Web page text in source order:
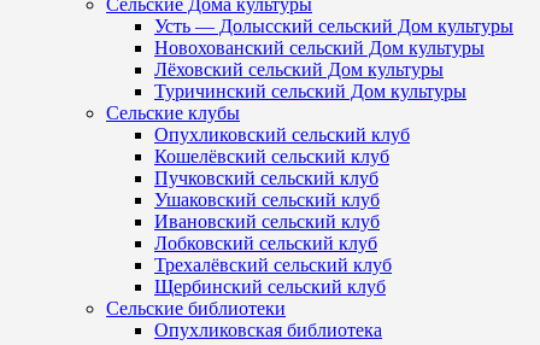
Сельские Дома культуры
Усть — Долысский сельский Дом культуры
Новохованский сельский Дом культуры
Лёховский сельский Дом культуры
Туричинский сельский Дом культуры
Сельские клубы
Опухликовский сельский клуб
Кошелёвский сельский клуб
Пучковский сельский клуб
Ушаковский сельский клуб
Ивановский сельский клуб
Лобковский сельский клуб
Трехалёвский сельский клуб
Щербинский сельский клуб
Сельские библиотеки
Опухликовская библиотека